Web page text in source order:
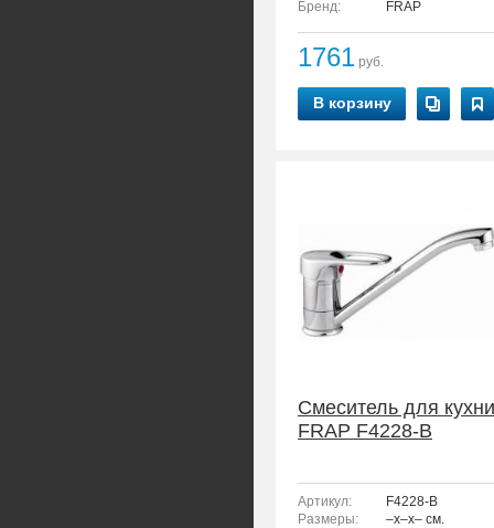
Бренд:
FRAP
1761 руб.
В корзину
Смеситель для кухни
FRAP F4228-B
Артикул:
F4228-B
Размеры:
–x–x– см.